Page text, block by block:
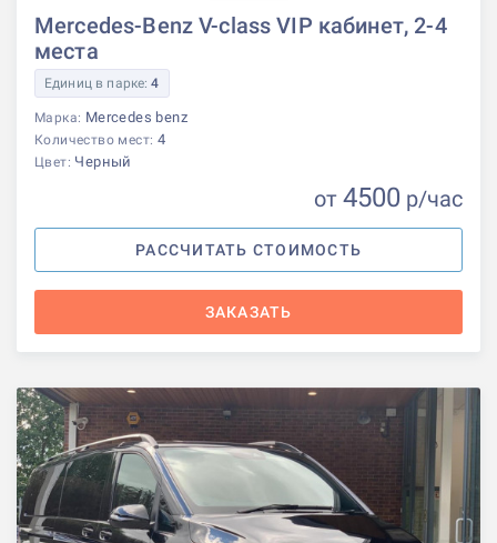
Mercedes-Benz V-class VIP кабинет, 2-4
места
Единиц в парке:4
Марка: Mercedes benz
Количество мест: 4
Цвет: Черный
от 4500 р/час
РАССЧИТАТЬ СТОИМОСТЬ
ЗАКАЗАТЬ